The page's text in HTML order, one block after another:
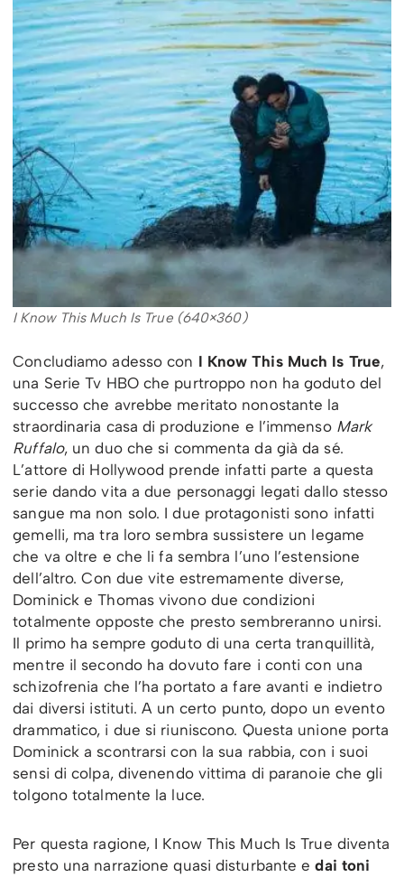
I Know This Much Is True (640×360)
Concludiamo adesso con I Know This Much Is True,
una Serie Tv HBO che purtroppo non ha goduto del
successo che avrebbe meritato nonostante la
straordinaria casa di produzione e l’immenso Mark
Ruffalo, un duo che si commenta da già da sé.
L’attore di Hollywood prende infatti parte a questa
serie dando vita a due personaggi legati dallo stesso
sangue ma non solo. I due protagonisti sono infatti
gemelli, ma tra loro sembra sussistere un legame
che va oltre e che li fa sembra l’uno l’estensione
dell’altro. Con due vite estremamente diverse,
Dominick e Thomas vivono due condizioni
totalmente opposte che presto sembreranno unirsi.
Il primo ha sempre goduto di una certa tranquillità,
mentre il secondo ha dovuto fare i conti con una
schizofrenia che l’ha portato a fare avanti e indietro
dai diversi istituti. A un certo punto, dopo un evento
drammatico, i due si riuniscono. Questa unione porta
Dominick a scontrarsi con la sua rabbia, con i suoi
sensi di colpa, divenendo vittima di paranoie che gli
tolgono totalmente la luce.
Per questa ragione, I Know This Much Is True diventa
presto una narrazione quasi disturbante e dai toni